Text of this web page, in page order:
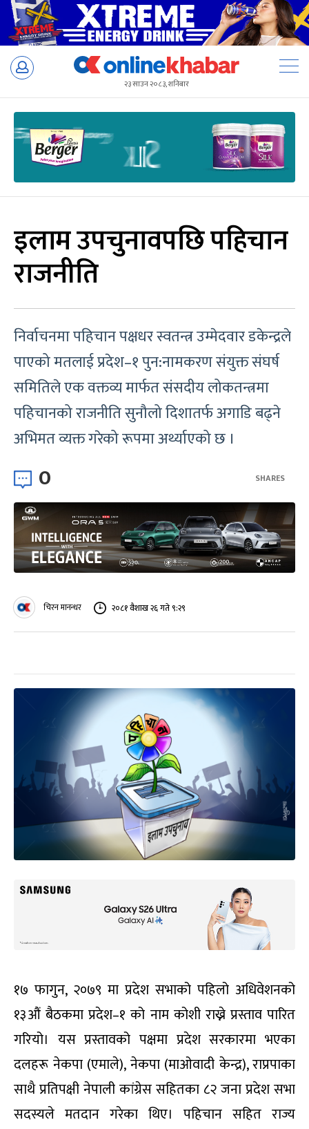
Skip
२३ साउन २०८३, शनिबार
इलाम उपचुनावपछि पहिचान
राजनीति
निर्वाचनमा पहिचान पक्षधर स्वतन्त्र उम्मेदवार डकेन्द्रले
पाएको मतलाई प्रदेश–१ पुन:नामकरण संयुक्त संघर्ष
समितिले एक वक्तव्य मार्फत संसदीय लोकतन्त्रमा
पहिचानको राजनीति सुनौलो दिशातर्फ अगाडि बढ्ने
अभिमत व्यक्त गरेको रूपमा अर्थ्याएको छ ।
0 SHARES
चिरन मानन्धर २०८१ वैशाख २६ गते ९:२९
१७ फागुन, २०७९ मा प्रदेश सभाको पहिलो अधिवेशनको
१३औं बैठकमा प्रदेश–१ को नाम कोशी राख्ने प्रस्ताव पारित
गरियो। यस प्रस्तावको पक्षमा प्रदेश सरकारमा भएका
दलहरू नेकपा (एमाले), नेकपा (माओवादी केन्द्र), राप्रपाका
साथै प्रतिपक्षी नेपाली कांग्रेस सहितका ८२ जना प्रदेश सभा
सदस्यले मतदान गरेका थिए। पहिचान सहित राज्य